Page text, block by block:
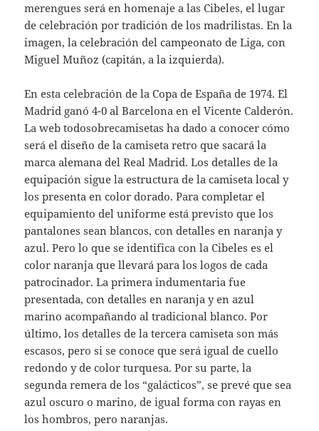
merengues será en homenaje a las Cibeles, el lugar
de celebración por tradición de los madrilistas. En la
imagen, la celebración del campeonato de Liga, con
Miguel Muñoz (capitán, a la izquierda).
En esta celebración de la Copa de España de 1974. El
Madrid ganó 4-0 al Barcelona en el Vicente Calderón.
La web todosobrecamisetas ha dado a conocer cómo
será el diseño de la camiseta retro que sacará la
marca alemana del Real Madrid. Los detalles de la
equipación sigue la estructura de la camiseta local y
los presenta en color dorado. Para completar el
equipamiento del uniforme está previsto que los
pantalones sean blancos, con detalles en naranja y
azul. Pero lo que se identifica con la Cibeles es el
color naranja que llevará para los logos de cada
patrocinador. La primera indumentaria fue
presentada, con detalles en naranja y en azul
marino acompañando al tradicional blanco. Por
último, los detalles de la tercera camiseta son más
escasos, pero si se conoce que será igual de cuello
redondo y de color turquesa. Por su parte, la
segunda remera de los “galácticos”, se prevé que sea
azul oscuro o marino, de igual forma con rayas en
los hombros, pero naranjas.